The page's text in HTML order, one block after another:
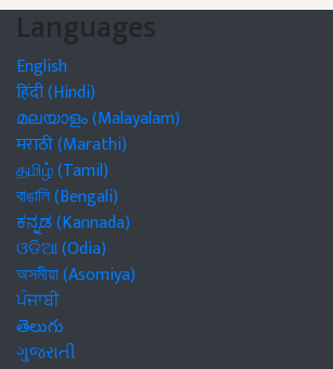
Languages
English
हिंदी (Hindi)
മലയാളം (Malayalam)
मराठी (Marathi)
தமிழ் (Tamil)
বাঙালি (Bengali)
ಕನ್ನಡ (Kannada)
ଓଡିଆ (Odia)
অসমীয়া (Asomiya)
ਪੰਜਾਬੀ
తెలుగు
ગુજરાતી